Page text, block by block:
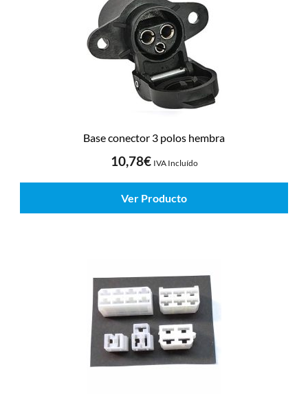
Base conector 3 polos hembra
10,78€ IVA Incluído
Ver Producto